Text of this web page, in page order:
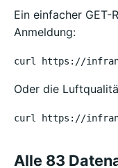
Ein einfacher GET-
Anmeldung:
curl https://
Oder die
curl https://
Alle 83